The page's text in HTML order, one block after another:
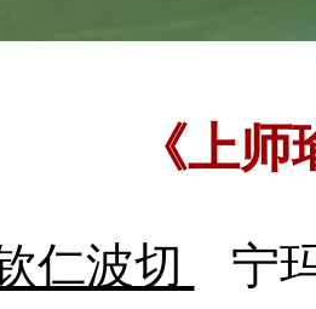
《上
仁波切 宁